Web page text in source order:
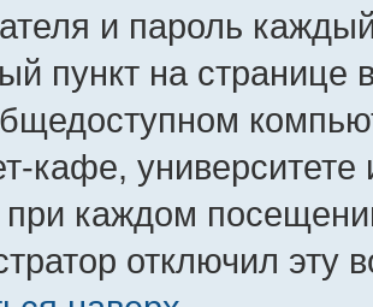
и пароль
пункт на
кафе, университете
при каждом
отключил эту